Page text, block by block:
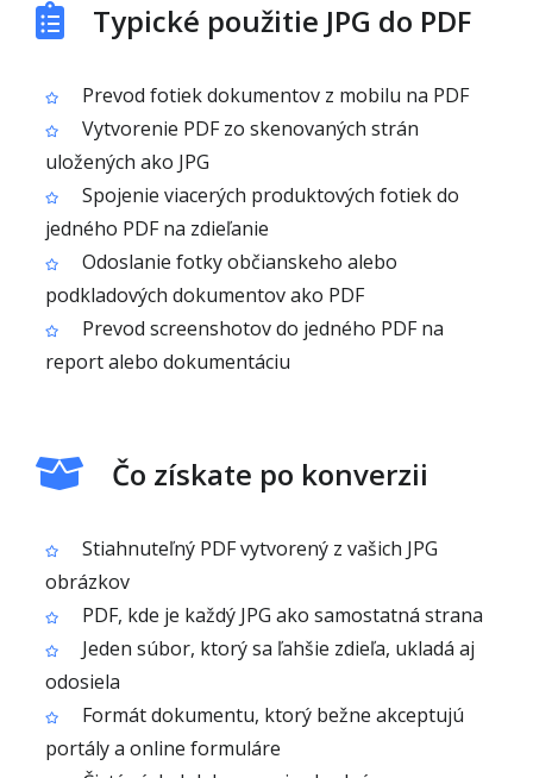
Typické použitie JPG do PDF
Prevod fotiek dokumentov z mobilu na PDF
Vytvorenie PDF zo skenovaných strán
uložených ako JPG
Spojenie viacerých produktových fotiek do
jedného PDF na zdieľanie
Odoslanie fotky občianskeho alebo
podkladových dokumentov ako PDF
Prevod screenshotov do jedného PDF na
report alebo dokumentáciu
Čo získate po konverzii
Stiahnuteľný PDF vytvorený z vašich JPG
obrázkov
PDF, kde je každý JPG ako samostatná strana
Jeden súbor, ktorý sa ľahšie zdieľa, ukladá aj
odosiela
Formát dokumentu, ktorý bežne akceptujú
portály a online formuláre